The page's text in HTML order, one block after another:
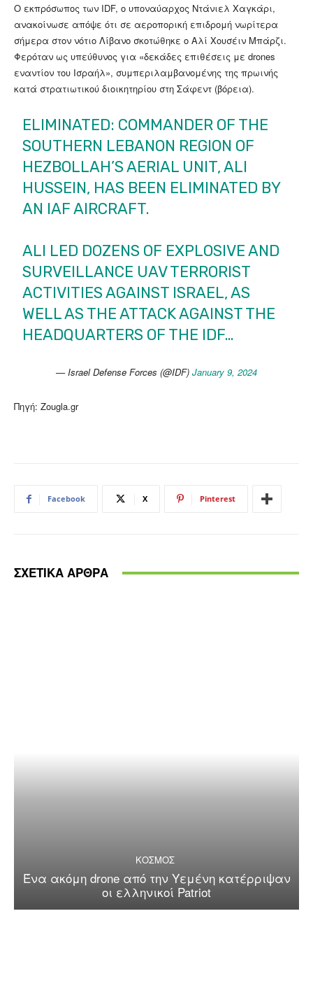
Ο εκπρόσωπος των IDF, ο υποναύαρχος Ντάνιελ Χαγκάρι,
ανακοίνωσε απόψε ότι σε αεροπορική επιδρομή νωρίτερα
σήμερα στον νότιο Λίβανο σκοτώθηκε ο Αλί Χουσέιν Μπάρζι.
Φερόταν ως υπεύθυνος για «δεκάδες επιθέσεις με drones
εναντίον του Ισραήλ», συμπεριλαμβανομένης της πρωινής
κατά στρατιωτικού διοικητηρίου στη Σάφεντ (βόρεια).
ELIMINATED: COMMANDER OF THE
SOUTHERN LEBANON REGION OF
HEZBOLLAH’S AERIAL UNIT, ALI
HUSSEIN, HAS BEEN ELIMINATED BY
AN IAF AIRCRAFT.
ALI LED DOZENS OF EXPLOSIVE AND
SURVEILLANCE UAV TERRORIST
ACTIVITIES AGAINST ISRAEL, AS
WELL AS THE ATTACK AGAINST THE
HEADQUARTERS OF THE IDF…
— Israel Defense Forces (@IDF) January 9, 2024
Πηγή: Zougla.gr
Facebook X Pinterest
ΣΧΕΤΙΚΑ ΑΡΘΡΑ
ΚΟΣΜΟΣ
Ένα ακόμη drone από την Υεμένη κατέρριψαν
οι ελληνικοί Patriot